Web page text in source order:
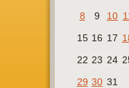
8
9 10
15 16 17
22 23 24
29 30 31